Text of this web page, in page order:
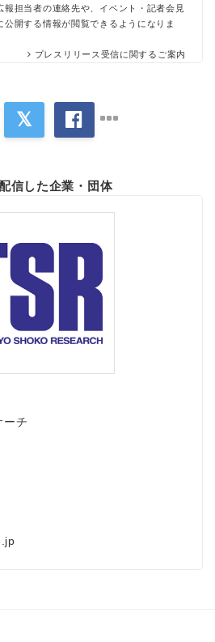
報担当者の連絡先や、イベント・記者会見
開する情報が閲覧できるようになりま
プレスリリース受信に関するご案内
信した企業・団体
ーチ